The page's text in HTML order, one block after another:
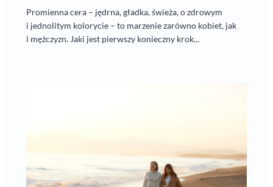
Promienna cera – jędrna, gładka, świeża, o zdrowym
i jednolitym kolorycie – to marzenie zarówno kobiet, jak
i mężczyzn. Jaki jest pierwszy konieczny krok...